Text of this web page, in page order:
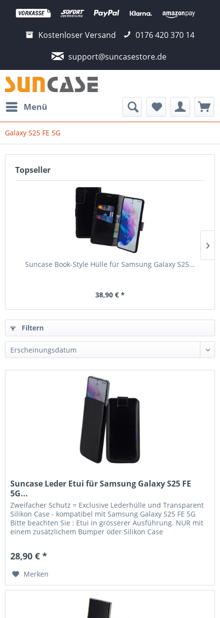
Kostenloser Versand
0176 420 370 14
support@suncasestore.de
Menü
Galaxy S25 FE 5G
Topseller
Suncase Book-Style Hülle für Samsung Galaxy S25...
38,90 € *
Filtern
Suncase Leder Etui für Samsung Galaxy S25 FE
5G...
Zweifacher Schutz = Exclusive Lederhülle und Transparent
Silikon Case - kompatibel mit Samsung Galaxy S25 FE 5G
Bitte beachten Sie : Etui in grösserer Ausführung. NUR mit
einem zusätzlichem Bumper oder Silikon Case
28,90 € *
Merken